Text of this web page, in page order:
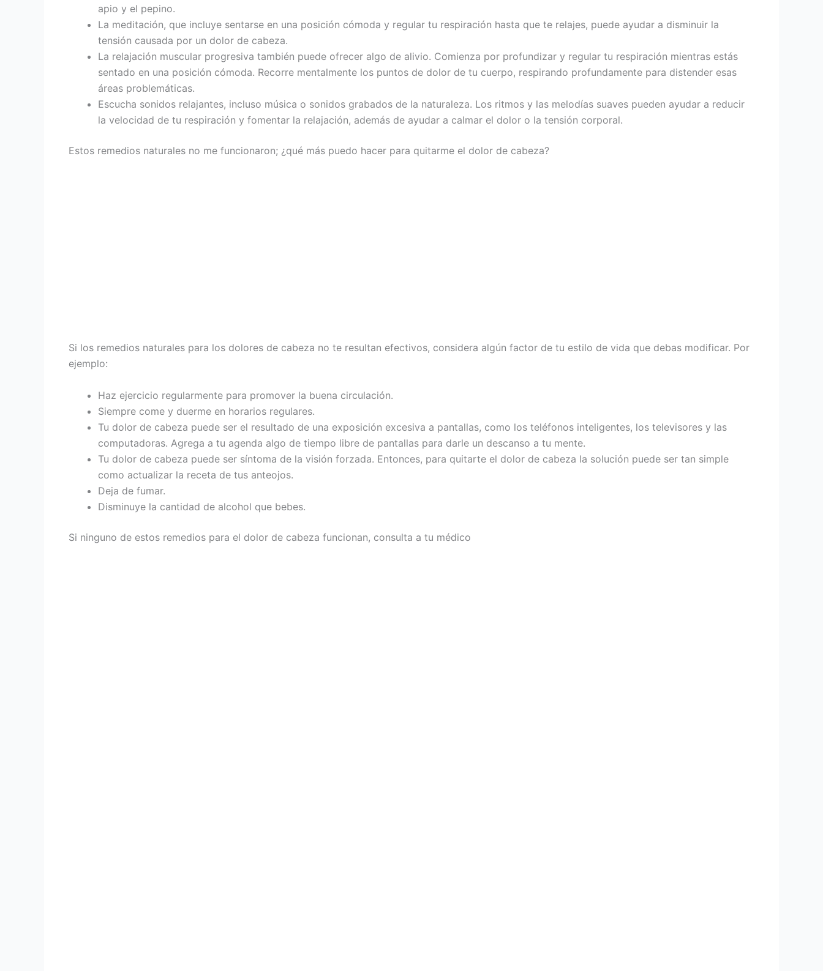
apio y el pepino.
La meditación, que incluye sentarse en una posición cómoda y regular tu respiración hasta que te relajes, puede ayudar a disminuir la
tensión causada por un dolor de cabeza.
La relajación muscular progresiva también puede ofrecer algo de alivio. Comienza por profundizar y regular tu respiración mientras estás
sentado en una posición cómoda. Recorre mentalmente los puntos de dolor de tu cuerpo, respirando profundamente para distender esas
áreas problemáticas.
Escucha sonidos relajantes, incluso música o sonidos grabados de la naturaleza. Los ritmos y las melodías suaves pueden ayudar a reducir
la velocidad de tu respiración y fomentar la relajación, además de ayudar a calmar el dolor o la tensión corporal.
Estos remedios naturales no me funcionaron; ¿qué más puedo hacer para quitarme el dolor de cabeza?
Si los remedios naturales para los dolores de cabeza no te resultan efectivos, considera algún factor de tu estilo de vida que debas modificar. Por
ejemplo:
Haz ejercicio regularmente para promover la buena circulación.
Siempre come y duerme en horarios regulares.
Tu dolor de cabeza puede ser el resultado de una exposición excesiva a pantallas, como los teléfonos inteligentes, los televisores y las
computadoras. Agrega a tu agenda algo de tiempo libre de pantallas para darle un descanso a tu mente.
Tu dolor de cabeza puede ser síntoma de la visión forzada. Entonces, para quitarte el dolor de cabeza la solución puede ser tan simple
como actualizar la receta de tus anteojos.
Deja de fumar.
Disminuye la cantidad de alcohol que bebes.
Si ninguno de estos remedios para el dolor de cabeza funcionan, consulta a tu médico